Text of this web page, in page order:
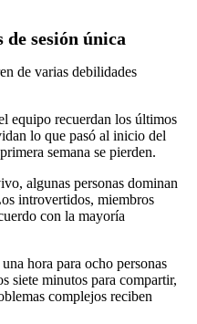
sesión única
de varias debilidades
equipo recuerdan los últimos
lo que pasó al inicio del
semana se pierden.
algunas personas dominan
introvertidos, miembros
con la mayoría
hora para ocho personas
siete minutos para compartir,
complejos reciben